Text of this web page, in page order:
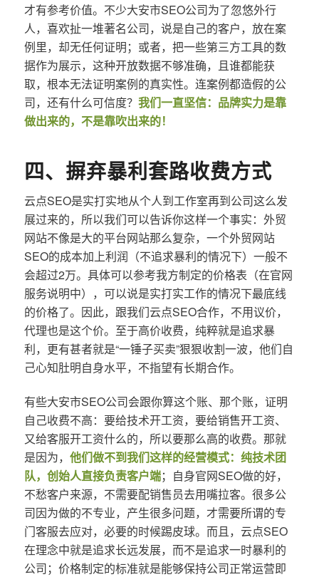
才有参考价值。不少大安市SEO公司为了忽悠外行
人，喜欢扯一堆著名公司，说是自己的客户，放在案
例里，却无任何证明；或者，把一些第三方工具的数
据作为展示，这种开放数据不够准确，且谁都能获
取，根本无法证明案例的真实性。连案例都造假的公
司，还有什么可信度？ 我们一直坚信：品牌实力是靠
做出来的，不是靠吹出来的！
四、摒弃暴利套路收费方式
云点SEO是实打实地从个人到工作室再到公司这么发
展过来的，所以我们可以告诉你这样一个事实：外贸
网站不像是大的平台网站那么复杂，一个外贸网站
SEO的成本加上利润（不追求暴利的情况下）一般不
会超过2万。具体可以参考我方制定的价格表（在官网
服务说明中），可以说是实打实工作的情况下最底线
的价格了。因此，跟我们云点SEO合作，不用议价，
代理也是这个价。至于高价收费，纯粹就是追求暴
利，更有甚者就是“一锤子买卖”狠狠收割一波，他们自
己心知肚明自身水平，不指望有长期合作。
有些大安市SEO公司会跟你算这个账、那个账，证明
自己收费不高：要给技术开工资，要给销售开工资、
又给客服开工资什么的，所以要那么高的收费。那就
是因为， 他们做不到我们这样的经营模式：纯技术团
队，创始人直接负责客户端；自身官网SEO做的好，
不愁客户来源，不需要配销售员去用嘴拉客。很多公
司因为做的不专业，产生很多问题，才需要所谓的专
门客服去应对，必要的时候踢皮球。而且，云点SEO
在理念中就是追求长远发展，而不是追求一时暴利的
公司；价格制定的标准就是能够保持公司正常运营即